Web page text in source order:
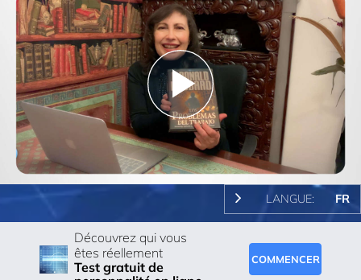
Play
Video
LANGUE: FR
Découvrez qui vous
êtes réellement
Test gratuit de
COMMENCER